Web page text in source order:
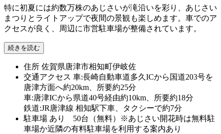
特に初夏には約数万株のあじさいが滝沿いを彩り、あじさい
まつりとライトアップで夜間の景観も楽しめます。車でのア
クセスが良く、周辺に市営駐車場が整備されています。
続きを読む
住所 佐賀県唐津市相知町伊岐佐
交通アクセス 車:長崎自動車道多久ICから国道203号を
唐津方面へ約20km、所要約25分
車:唐津ICから県道40号経由約10km、所要約18分
鉄道:JR唐津線 相知駅下車、タクシーで約7分
駐車場 あり 50台（無料）※あじさい開花時は無料駐
車場か近隣の有料駐車場を利用する案内あり